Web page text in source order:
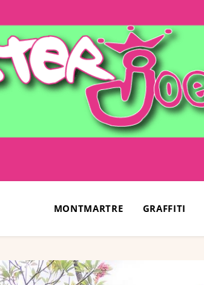
MONTMARTRE GRAFFITI